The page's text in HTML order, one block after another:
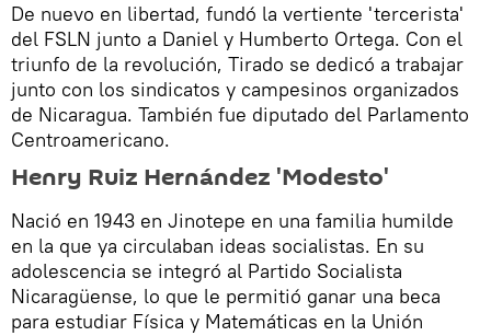
De nuevo en libertad, fundó la vertiente 'tercerista'
del FSLN junto a Daniel y Humberto Ortega. Con el
triunfo de la revolución, Tirado se dedicó a trabajar
junto con los sindicatos y campesinos organizados
de Nicaragua. También fue diputado del Parlamento
Centroamericano.
Henry Ruiz Hernández 'Modesto'
Nació en 1943 en Jinotepe en una familia humilde
en la que ya circulaban ideas socialistas. En su
adolescencia se integró al Partido Socialista
Nicaragüense, lo que le permitió ganar una beca
para estudiar Física y Matemáticas en la Unión